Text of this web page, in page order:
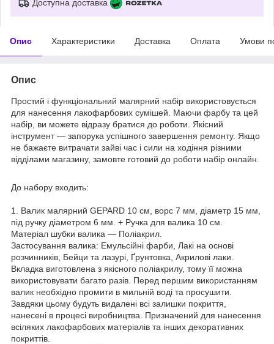
Доступна доставка
Опис Характеристики Доставка Оплата Умови
Опис
Простий і функціональний малярний набір використовується
для нанесення лакофарбових сумішей. Маючи фарбу та цей
набір, ви можете відразу братися до роботи. Якісний
інструмент — запорука успішного завершення ремонту. Якщо
не бажаєте витрачати зайві час і сили на ходіння різними
відділами магазину, замовте готовий до роботи набір онлайн.
До набору входить:
1. Валик малярний GEPARD 10 см, ворс 7 мм, діаметр 15 мм,
під ручку діаметром 6 мм. + Ручка для валика 10 см.
Матеріал шубки валика — Поліакрил.
Застосування валика: Емульсійні фарби, Лакі на основі
розчинників, Бейци та лазурі, Ґрунтовка, Акрилові лаки.
Вкладка виготовлена з якісного поліакрилу, тому її можна
використовувати багато разів. Перед першим використанням
валик необхідно промити в мильній воді та просушити.
Завдяки цьому будуть видалені всі залишки покриття,
нанесені в процесі виробництва. Призначений для нанесення
всіляких лакофарбових матеріалів та інших декоративних
покриттів.